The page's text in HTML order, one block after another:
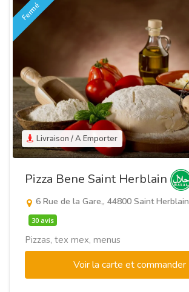
Livraison / A Emporter
Fermé
Pizza Bene Saint Herblain
6 Rue de la Gare,, 44800 Saint Herblain
30 avis
Pizzas, tex mex, menus
Voir la carte et commander